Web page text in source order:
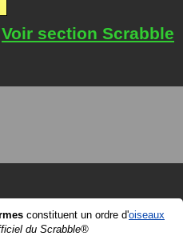
Voir section Scrabble
constituent un ordre d'oiseaux
du Scrabble®